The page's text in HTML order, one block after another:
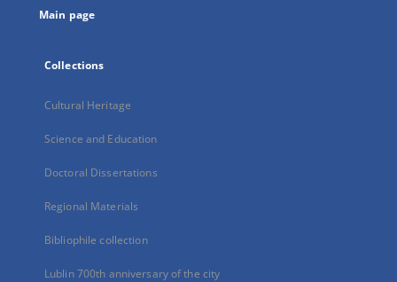
Main page
Collections
Cultural Heritage
Science and Education
Doctoral Dissertations
Regional Materials
Bibliophile collection
Lublin 700th anniversary of the city